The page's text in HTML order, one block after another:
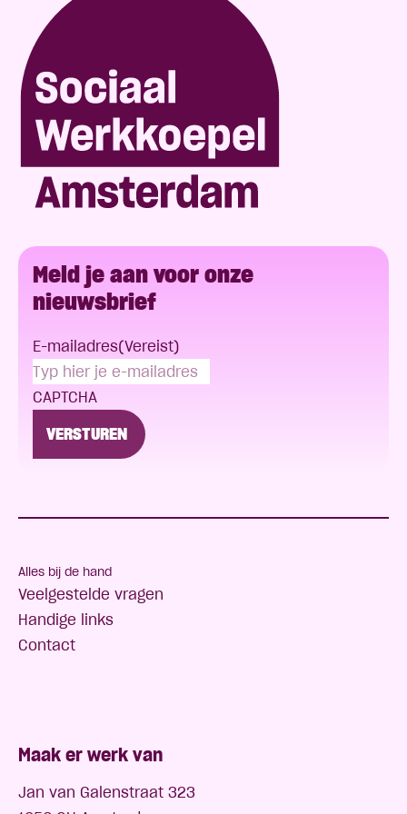
Meld je aan voor onze
nieuwsbrief
E-mailadres(Vereist)
CAPTCHA
Alles bij de hand
Veelgestelde vragen
Handige links
Contact
Maak er werk van
Jan van Galenstraat 323